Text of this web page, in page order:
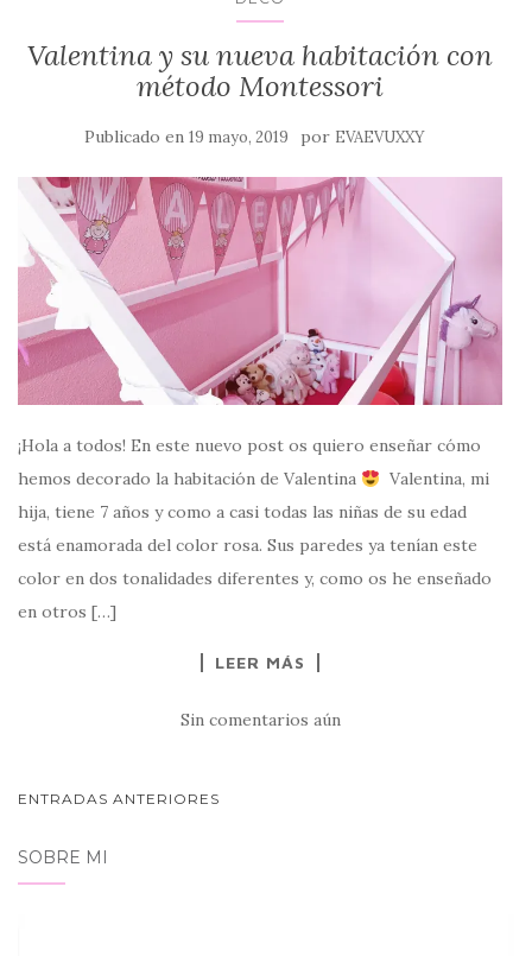
Valentina y su nueva habitación con
método Montessori
Publicado en 19 mayo, 2019 por EVAEVUXXY
¡Hola a todos! En este nuevo post os quiero enseñar cómo
hemos decorado la habitación de Valentina
Valentina, mi
hija, tiene 7 años y como a casi todas las niñas de su edad
está enamorada del color rosa. Sus paredes ya tenían este
color en dos tonalidades diferentes y, como os he enseñado
en otros […]
LEER MÁS
Sin comentarios aún
NAVEGACIÓN
POSTS
ENTRADAS ANTERIORES
SOBRE MI